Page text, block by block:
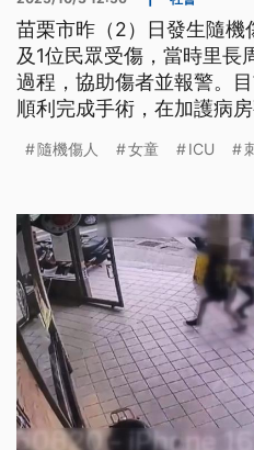
苗栗市昨（2）日發生隨機
及1位民眾受傷，當時里長
過程，協助傷者並報警。
順利完成手術，在加護病
口管理辦法」，其實每個
隨機傷人 女童 ICU